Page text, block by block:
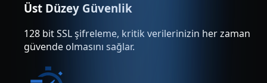
Üst Düzey Güvenlik
128 bit SSL şifreleme, kritik verilerinizin her zaman
güvende olmasını sağlar.